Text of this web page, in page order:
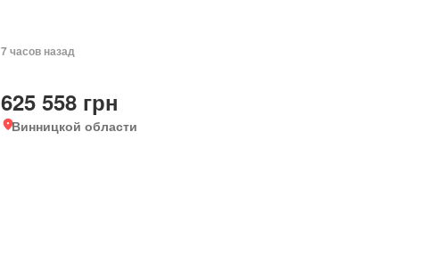
7 часов назад
625 558 грн
Винницкой области